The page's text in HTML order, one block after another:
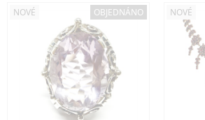
NOVÉ OBJEDNÁNO NOVÉ